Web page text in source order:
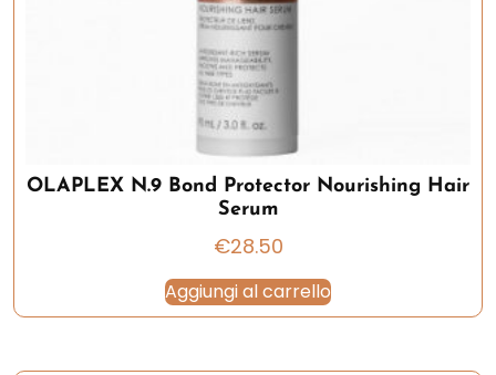
OLAPLEX N.9 Bond Protector Nourishing Hair
Serum
€28.50
Aggiungi al carrello